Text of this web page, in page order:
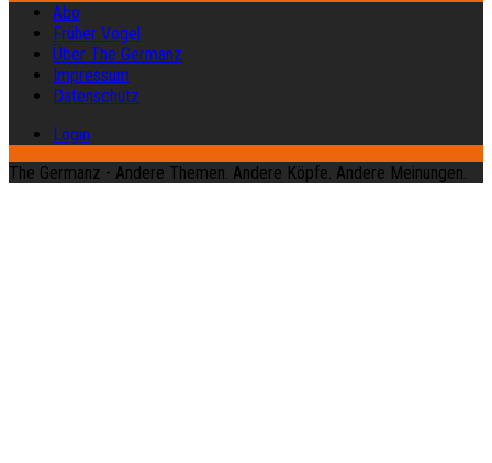
Abo
Früher Vogel
Über The Germanz
Impressum
Datenschutz
Login
The Germanz - Andere Themen. Andere Köpfe. Andere Meinungen.